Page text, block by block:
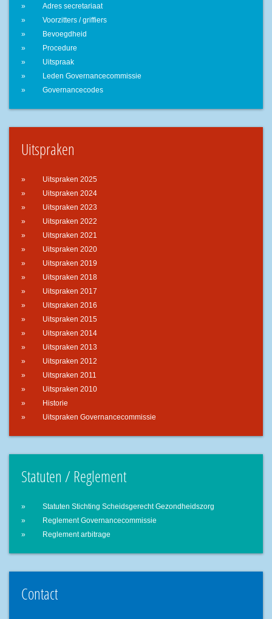
Adres secretariaat
Voorzitters / griffiers
Bevoegdheid
Procedure
Uitspraak
Leden Governancecommissie
Governancecodes
Uitspraken
Uitspraken 2025
Uitspraken 2024
Uitspraken 2023
Uitspraken 2022
Uitspraken 2021
Uitspraken 2020
Uitspraken 2019
Uitspraken 2018
Uitspraken 2017
Uitspraken 2016
Uitspraken 2015
Uitspraken 2014
Uitspraken 2013
Uitspraken 2012
Uitspraken 2011
Uitspraken 2010
Historie
Uitspraken Governancecommissie
Statuten / Reglement
Statuten Stichting Scheidsgerecht Gezondheidszorg
Reglement Governancecommissie
Reglement arbitrage
Contact